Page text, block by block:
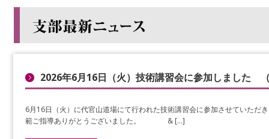
2026年6月16日（火）技術講習会に参加しました
6月16日（火）に代官山道場にて行われた技術講習会に参加させていただ
範ご指導ありがとうございました。 & […]